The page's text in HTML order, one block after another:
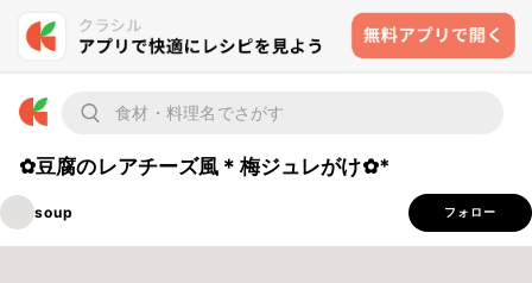
✿豆腐のレアチーズ風＊梅ジュレがけ✿*
soup フォロー